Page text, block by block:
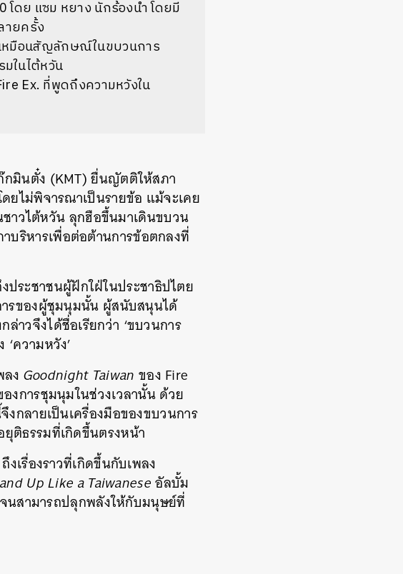
ดย แซม หยาง นักร้องนำ โดยมี
ายครั้ง
หมือนสัญลักษณ์ในขบวนการ
ในไต้หวัน
Ex. ที่พูดถึงความหวังใน
กมินตั๋ง (KMT) ยื่นญัตติให้สภา
ไม่พิจารณาเป็นรายข้อ แม้จะเคย
ชาวไต้หวัน ลุกฮือขึ้นมาเดินขบวน
ริหารเพื่อต่อต้านการข้อตกลงที่
ระชาชนผู้ฝักใฝ่ในประชาธิปไตย
ารของผู้ชุมนุมนั้น ผู้สนับสนุนได้
าวจึงได้ชื่อเรียกว่า ‘ขบวนการ
ความหวัง’
ง Goodnight Taiwan ของ Fire
งการชุมนุมในช่วงเวลานั้น ด้วย
กลายเป็นเครื่องมือของขบวนการ
ติธรรมที่เกิดขึ้นตรงหน้า
เรื่องราวที่เกิดขึ้นกับเพลง
Up Like a Taiwaneseอัลบั้ม
จนสามารถปลุกพลังให้กับมนุษย์ที่